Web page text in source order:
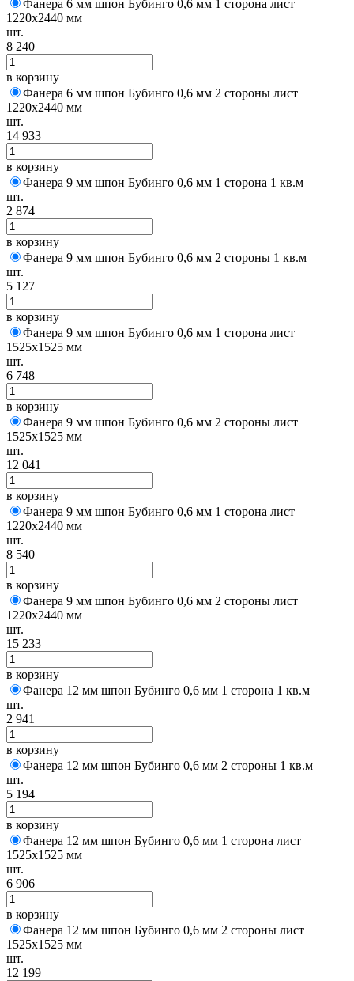
Фанера 6 мм шпон Бубинго 0,6 мм 1 сторона лист
1220х2440 мм
шт.
8 240
в корзину
Фанера 6 мм шпон Бубинго 0,6 мм 2 стороны лист
1220х2440 мм
шт.
14 933
в корзину
Фанера 9 мм шпон Бубинго 0,6 мм 1 сторона 1 кв.м
шт.
2 874
в корзину
Фанера 9 мм шпон Бубинго 0,6 мм 2 стороны 1 кв.м
шт.
5 127
в корзину
Фанера 9 мм шпон Бубинго 0,6 мм 1 сторона лист
1525х1525 мм
шт.
6 748
в корзину
Фанера 9 мм шпон Бубинго 0,6 мм 2 стороны лист
1525х1525 мм
шт.
12 041
в корзину
Фанера 9 мм шпон Бубинго 0,6 мм 1 сторона лист
1220х2440 мм
шт.
8 540
в корзину
Фанера 9 мм шпон Бубинго 0,6 мм 2 стороны лист
1220х2440 мм
шт.
15 233
в корзину
Фанера 12 мм шпон Бубинго 0,6 мм 1 сторона 1 кв.м
шт.
2 941
в корзину
Фанера 12 мм шпон Бубинго 0,6 мм 2 стороны 1 кв.м
шт.
5 194
в корзину
Фанера 12 мм шпон Бубинго 0,6 мм 1 сторона лист
1525х1525 мм
шт.
6 906
в корзину
Фанера 12 мм шпон Бубинго 0,6 мм 2 стороны лист
1525х1525 мм
шт.
12 199